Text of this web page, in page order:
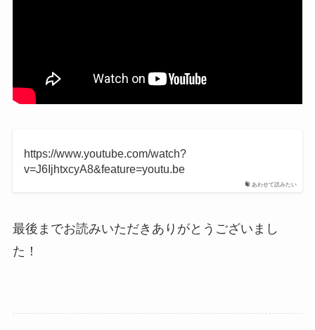
あわせて読みたい
https://www.youtube.com/watch?
v=J6IjhtxcyA8&feature=youtu.be
最後までお読みいただきありがとうございまし
た！